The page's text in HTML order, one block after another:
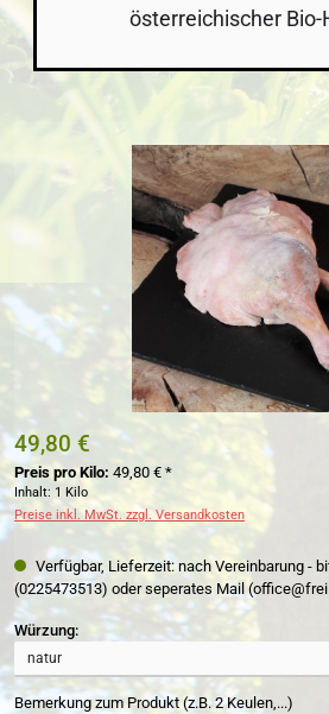
österreichischer Bio-
Bildergalerie überspringen
49,80 €
Preis pro Kilo: 49,80 € *
Inhalt: 1 Kilo
Preise inkl. MwSt. zzgl. Versandkosten
Verfügbar, Lieferzeit: nach Vereinbarung -
(0225473513) oder seperates Mail
Würzung:auswählen
Bemerkung zum Produkt (z.B. 2 Keulen,...)